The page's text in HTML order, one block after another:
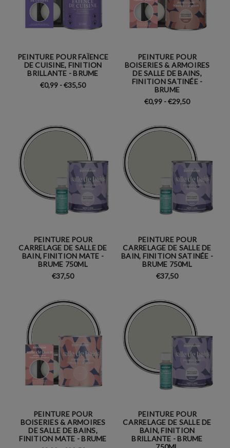
PEINTURE POUR FAÏENCE
DE CUISINE, FINITION
BRILLANTE - BRUME
€0,99 - €35,50
PEINTURE POUR
BOISERIES & ARMOIRES
DE SALLE DE BAINS,
FINITION SATINÉE -
BRUME
€0,99 - €29,50
PEINTURE POUR
CARRELAGE DE SALLE DE
BAIN, FINITION MATE -
BRUME 750ML
€37,50
PEINTURE POUR
CARRELAGE DE SALLE DE
BAIN, FINITION SATINÉE -
BRUME 750ML
€37,50
PEINTURE POUR
BOISERIES & ARMOIRES
DE SALLE DE BAINS,
FINITION MATE - BRUME
PEINTURE POUR
CARRELAGE DE SALLE DE
BAIN, FINITION
BRILLANTE - BRUME